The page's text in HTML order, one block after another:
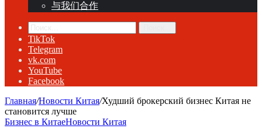
与我们合作
TikTok
Telegram
vk.com
YouTube
Facebook
Главная/Новости Китая/Худший брокерский бизнес Китая не
становится лучше
Бизнес в КитаеНовости Китая